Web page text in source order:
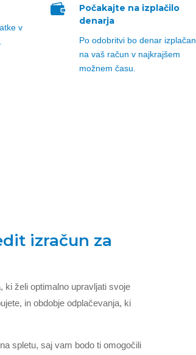
v

Počakajte na izplačilo
denarja
Po odobritvi bo denar izplačan
na vaš račun v najkrajšem
možnem času.
izračun za
ki želi optimalno upravljati svoje
in obdobje odplačevanja, ki
spletu, saj vam bodo ti omogočili